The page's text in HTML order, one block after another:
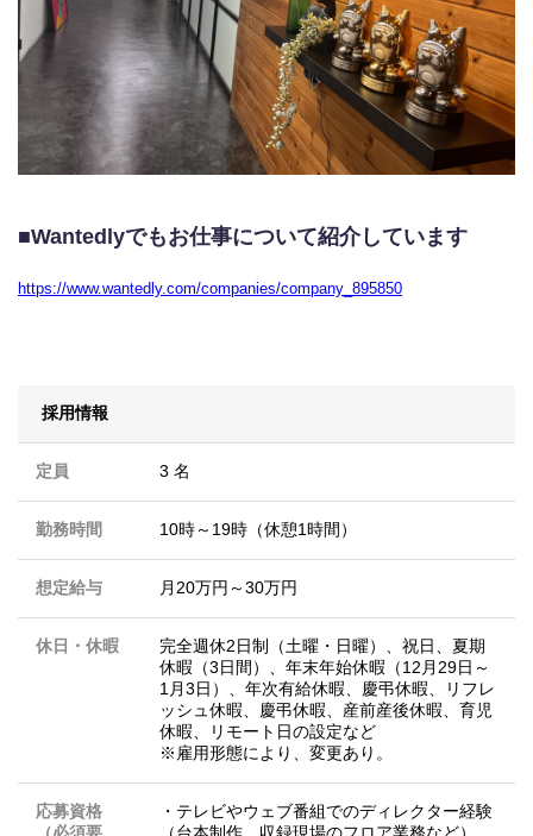
■Wantedlyでもお仕事について紹介しています
https://www.wantedly.com/companies/company_895850
採用情報
定員 3 名
勤務時間 10時～19時（休憩1時間）
想定給与 月20万円～30万円
休日・休暇
完全週休2日制（土曜・日曜）、祝日、夏期
休暇（3日間）、年末年始休暇（12月29日～
1月3日）、年次有給休暇、慶弔休暇、リフレ
ッシュ休暇、慶弔休暇、産前産後休暇、育児
休暇、リモート日の設定など
※雇用形態により、変更あり。
応募資格
（必須要
・テレビやウェブ番組でのディレクター経験
（台本制作、収録現場のフロア業務など）